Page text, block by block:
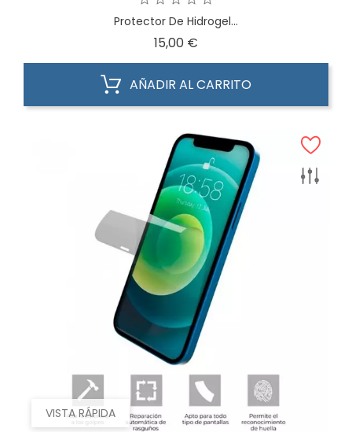
Protector De Hidrogel...
15,00 €
AÑADIR AL CARRITO
VISTA RÁPIDA